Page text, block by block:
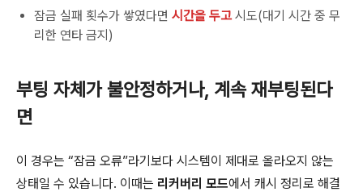
잠금 실패 횟수가 쌓였다면 시간을 두고시도(대기 시간 중 무
리한 연타 금지)
부팅 자체가 불안정하거나, 계속 재부팅된다
면
이 경우는 “잠금 오류”라기보다 시스템이 제대로 올라오지 않는
상태일 수 있습니다. 이때는 리커버리 모드에서 캐시 정리로 해결